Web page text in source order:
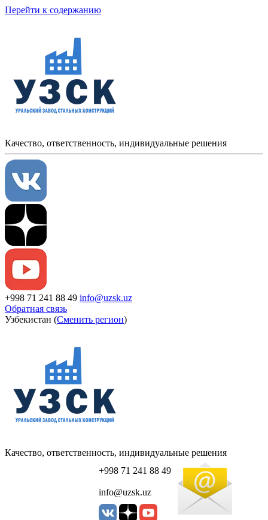
Перейти к содержанию
Качество, ответственность, индивидуальные решения
+998 71 241 88 49 info@uzsk.uz
Обратная связь
Узбекистан (Сменить регион)
Качество, ответственность, индивидуальные решения
+998 71 241 88 49
info@uzsk.uz